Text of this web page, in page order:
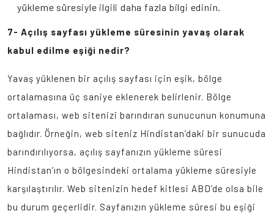
yükleme süresiyle ilgili daha fazla bilgi edinin.
7- Açılış sayfası yükleme süresinin yavaş olarak
kabul edilme eşiği nedir?
Yavaş yüklenen bir açılış sayfası için eşik, bölge
ortalamasına üç saniye eklenerek belirlenir. Bölge
ortalaması, web sitenizi barındıran sunucunun konumuna
bağlıdır. Örneğin, web siteniz Hindistan’daki bir sunucuda
barındırılıyorsa, açılış sayfanızın yükleme süresi
Hindistan’ın o bölgesindeki ortalama yükleme süresiyle
karşılaştırılır. Web sitenizin hedef kitlesi ABD’de olsa bile
bu durum geçerlidir. Sayfanızın yükleme süresi bu eşiği